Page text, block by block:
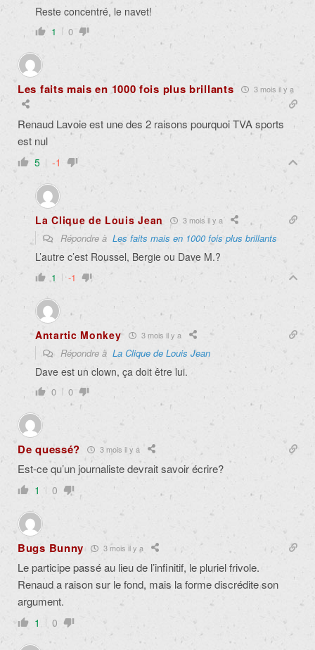
Reste concentré, le navet!
1 0
Les faits mais en 1000 fois plus brillants 3 mois il y a
Renaud Lavoie est une des 2 raisons pourquoi TVA sports
est nul
5 -1
La Clique de Louis Jean 3 mois il y a
Répondre à Les faits mais en 1000 fois plus brillants
L’autre c’est Roussel, Bergie ou Dave M.?
1 -1
Antartic Monkey 3 mois il y a
Répondre à La Clique de Louis Jean
Dave est un clown, ça doit être lui.
0 0
De quessé? 3 mois il y a
Est-ce qu’un journaliste devrait savoir écrire?
1 0
Bugs Bunny 3 mois il y a
Le participe passé au lieu de l’infinitif, le pluriel frivole.
Renaud a raison sur le fond, mais la forme discrédite son
argument.
1 0